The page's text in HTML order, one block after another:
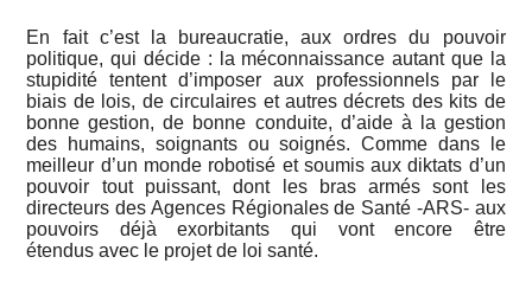
En fait c’est la bureaucratie, aux ordres du pouvoir
politique, qui décide : la méconnaissance autant que la
stupidité tentent d’imposer aux professionnels par le
biais de lois, de circulaires et autres décrets des kits de
bonne gestion, de bonne conduite, d’aide à la gestion
des humains, soignants ou soignés. Comme dans le
meilleur d’un monde robotisé et soumis aux diktats d’un
pouvoir tout puissant, dont les bras armés sont les
directeurs des Agences Régionales de Santé -ARS- aux
pouvoirs déjà exorbitants qui vont encore être
étendus avec le projet de loi santé.